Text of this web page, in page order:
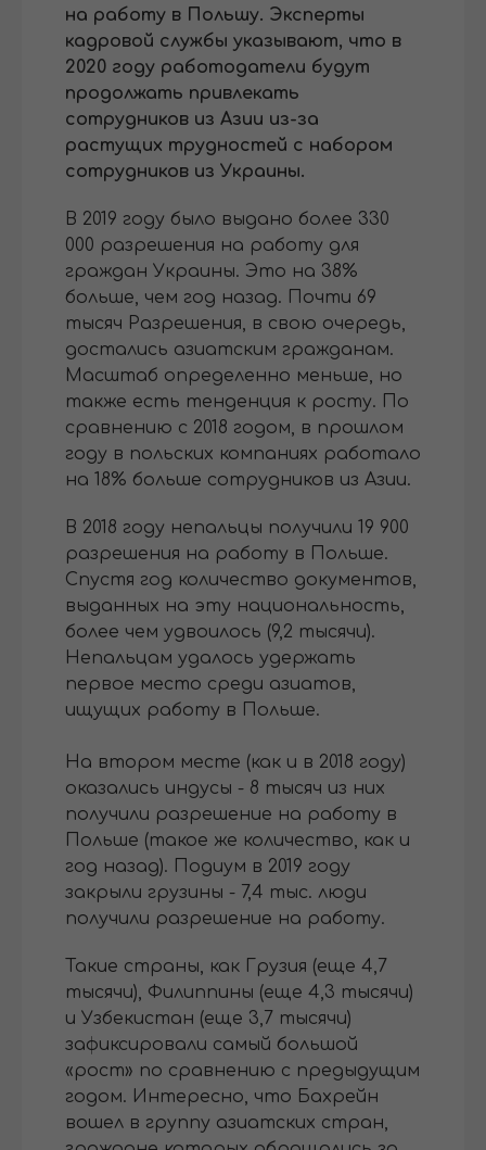
на работу в Польшу. Эксперты
кадровой службы указывают, что в
2020 году работодатели будут
продолжать привлекать
сотрудников из Азии из-за
растущих трудностей с набором
сотрудников из Украины.
В 2019 году было выдано более 330
000 разрешения на работу для
граждан Украины. Это на 38%
больше, чем год назад. Почти 69
тысяч Разрешения, в свою очередь,
достались азиатским гражданам.
Масштаб определенно меньше, но
также есть тенденция к росту. По
сравнению с 2018 годом, в прошлом
году в польских компаниях работало
на 18% больше сотрудников из Азии.
В 2018 году непальцы получили 19 900
разрешения на работу в Польше.
Спустя год количество документов,
выданных на эту национальность,
более чем удвоилось (9,2 тысячи).
Непальцам удалось удержать
первое место среди азиатов,
ищущих работу в Польше.
На втором месте (как и в 2018 году)
оказались индусы - 8 тысяч из них
получили разрешение на работу в
Польше (такое же количество, как и
год назад). Подиум в 2019 году
закрыли грузины - 7,4 тыс. люди
получили разрешение на работу.
Такие страны, как Грузия (еще 4,7
тысячи), Филиппины (еще 4,3 тысячи)
и Узбекистан (еще 3,7 тысячи)
зафиксировали самый большой
«рост» по сравнению с предыдущим
годом. Интересно, что Бахрейн
вошел в группу азиатских стран,